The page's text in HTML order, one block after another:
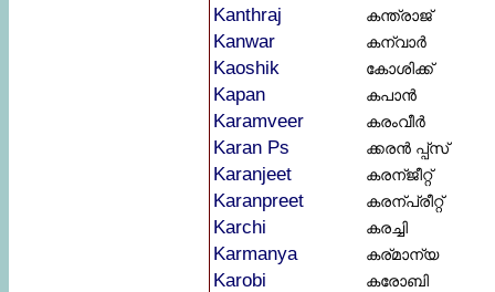
Kanthraj കന്ത്രാജ്
Kanwar കന്വാർ
Kaoshik കോശിക്ക്
Kapan കപാൻ
Karamveer കരംവീർ
Karan Ps ക്കരൻ പ്പ്സ്
Karanjeet കരന്ജീറ്റ്
Karanpreet കരന്പ്രീറ്റ്
Karchi കരച്ചി
Karmanya കര്മാന്യ
Karobi കരോബി